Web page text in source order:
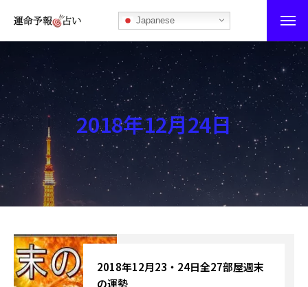
Japanese
運命予報占い
運命予報占いとは
あなたの所属部屋を探そう！
最恐の相性占い
秘伝公開！吉凶カレンダー
記事カテゴリー
ブログ
2018年12月24日
2018年12月23・24日全27部屋週末
の運勢